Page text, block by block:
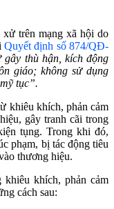
trên mạng xã hội do
Quyết định số 874/QĐ-
gây thù hận, kích động
giáo; không sử dụng
tục”.
khiêu khích, phản cảm
gây tranh cãi trong
tụng. Trong khi đó,
phạm, bị tác động tiêu
thương hiệu.
khích, phản cảm
cách sau: